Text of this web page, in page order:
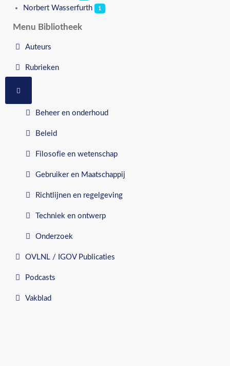
Norbert Wasserfurth 1
Menu Bibliotheek
Auteurs
Rubrieken
Beheer en onderhoud
Beleid
Filosofie en wetenschap
Gebruiker en Maatschappij
Richtlijnen en regelgeving
Techniek en ontwerp
Onderzoek
OVLNL / IGOV Publicaties
Podcasts
Vakblad